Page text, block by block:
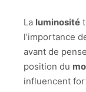
La luminosité
l’importance
avant de
position du
influencent